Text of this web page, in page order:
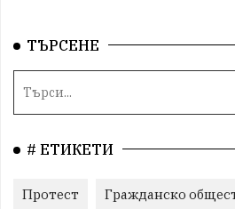
ТЪРСЕНЕ
# ЕТИКЕТИ
Протест Гражданско